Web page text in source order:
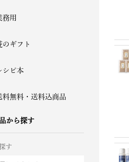
務用
のギフト
シピ本
料無料・送料込商品
から探す
す